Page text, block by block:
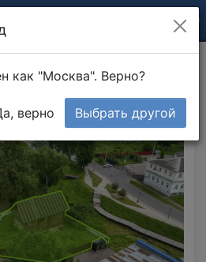
как "Москва". Верно?
верно Выбрать другой